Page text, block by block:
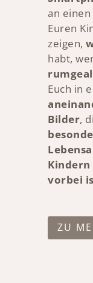
an
Euren
zeigen,
habt,
Euch in
Bilder,
Kindern
vorbei
ZU